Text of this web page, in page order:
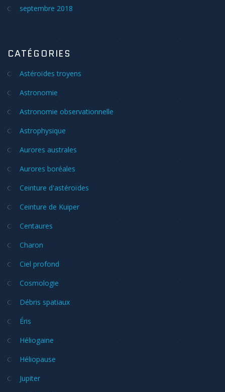
septembre 2018
CATÉGORIES
Astéroïdes troyens
Astronomie
Astronomie observationnelle
Astrophysique
Aurores australes
Aurores boréales
Ceinture d'astéroïdes
Ceinture de Kuiper
Centaures
Charon
Ciel profond
Cosmologie
Débris spatiaux
Éris
Héliogaine
Héliopause
Jupiter